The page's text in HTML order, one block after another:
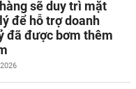
sẽ duy trì mặt
để hỗ trợ doanh
đã được bơm thêm